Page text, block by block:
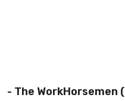
- The WorkHorsemen